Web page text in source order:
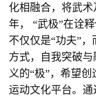
化相融合，将武
年， “武极”在诠
不仅仅是“功夫”
方式，自我突破
义的“极”，希望
运动文化平台。